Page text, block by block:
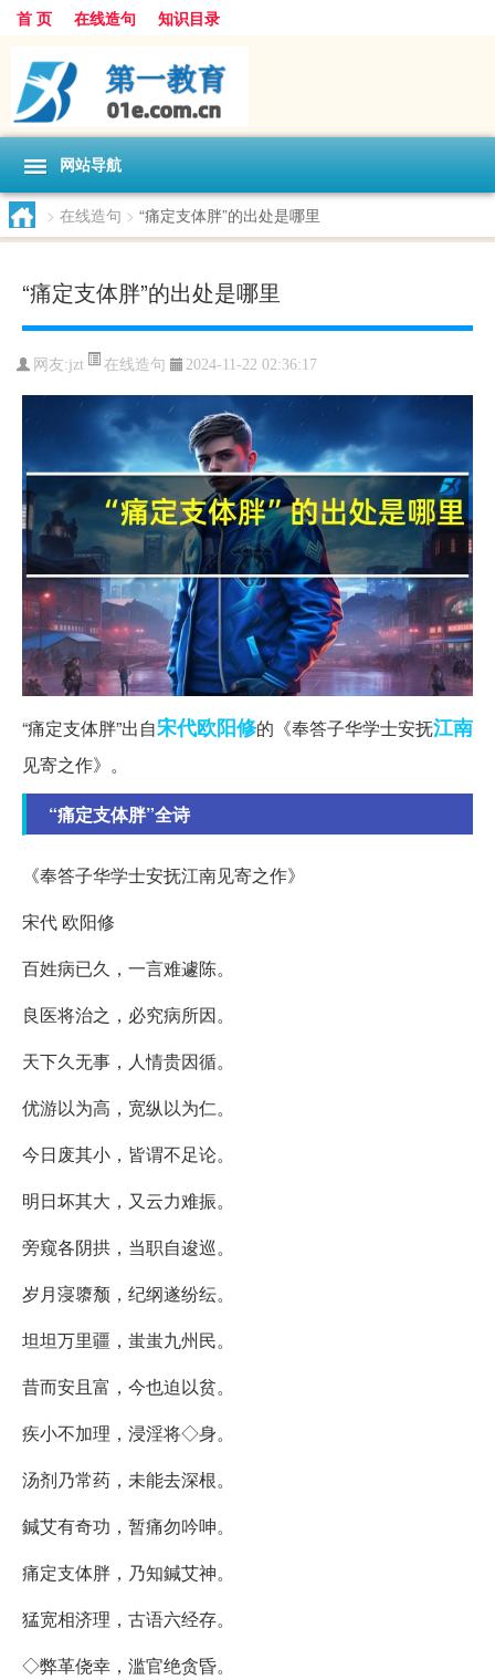
首 页 在线造句 知识目录
网站导航
> 在线造句 > “痛定支体胖”的出处是哪里
“痛定支体胖”的出处是哪里
网友:jzt 在线造句 2024-11-22 02:36:17
“痛定支体胖”出自宋代欧阳修的《奉答子华学士安抚江南
见寄之作》。
“痛定支体胖”全诗
《奉答子华学士安抚江南见寄之作》
宋代 欧阳修
百姓病已久，一言难遽陈。
良医将治之，必究病所因。
天下久无事，人情贵因循。
优游以为高，宽纵以为仁。
今日废其小，皆谓不足论。
明日坏其大，又云力难振。
旁窥各阴拱，当职自逡巡。
岁月寖隳颓，纪纲遂纷纭。
坦坦万里疆，蚩蚩九州民。
昔而安且富，今也迫以贫。
疾小不加理，浸淫将◇身。
汤剂乃常药，未能去深根。
鍼艾有奇功，暂痛勿吟呻。
痛定支体胖，乃知鍼艾神。
猛宽相济理，古语六经存。
◇弊革侥幸，滥官绝贪昏。